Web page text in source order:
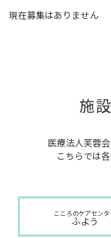
現在募集はありません
施
医療法人芙蓉
こちらでは
こころのケアセンタ
ふよう